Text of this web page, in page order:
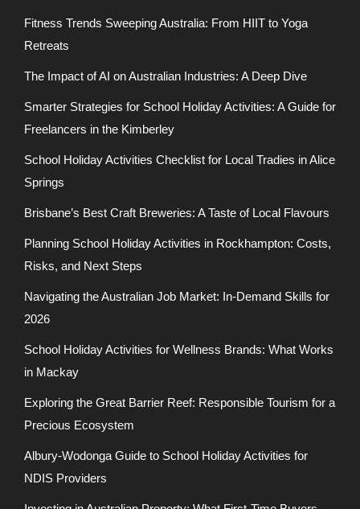
Fitness Trends Sweeping Australia: From HIIT to Yoga
Retreats
The Impact of AI on Australian Industries: A Deep Dive
Smarter Strategies for School Holiday Activities: A Guide for
Freelancers in the Kimberley
School Holiday Activities Checklist for Local Tradies in Alice
Springs
Brisbane’s Best Craft Breweries: A Taste of Local Flavours
Planning School Holiday Activities in Rockhampton: Costs,
Risks, and Next Steps
Navigating the Australian Job Market: In-Demand Skills for
2026
School Holiday Activities for Wellness Brands: What Works
in Mackay
Exploring the Great Barrier Reef: Responsible Tourism for a
Precious Ecosystem
Albury-Wodonga Guide to School Holiday Activities for
NDIS Providers